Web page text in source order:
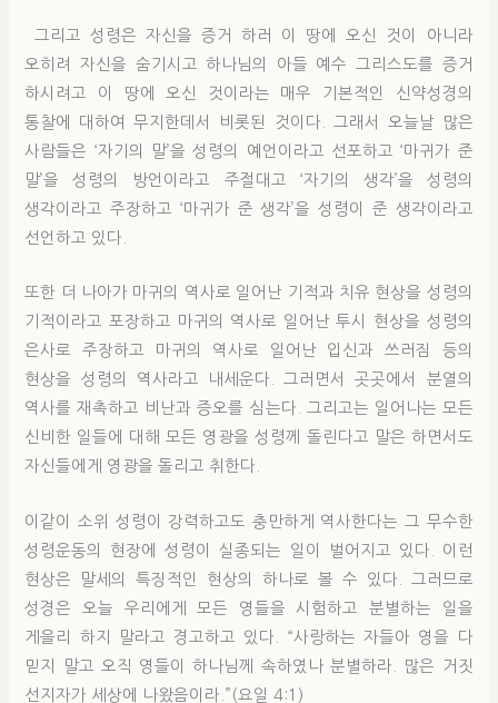
그리고 성령은 자신을 증거 하러 이 땅에 오신 것이 아니라
오히려 자신을 숨기시고 하나님의 아들 예수 그리스도를 증거
하시려고 이 땅에 오신 것이라는 매우 기본적인 신약성경의
통찰에 대하여 무지한데서 비롯된 것이다. 그래서 오늘날 많은
사람들은 ‘자기의 말’을 성령의 예언이라고 선포하고 ‘마귀가 준
말’을 성령의 방언이라고 주절대고 ‘자기의 생각’을 성령의
생각이라고 주장하고 ‘마귀가 준 생각’을 성령이 준 생각이라고
선언하고 있다.
또한 더 나아가 마귀의 역사로 일어난 기적과 치유 현상을 성령의
기적이라고 포장하고 마귀의 역사로 일어난 투시 현상을 성령의
은사로 주장하고 마귀의 역사로 일어난 입신과 쓰러짐 등의
현상을 성령의 역사라고 내세운다. 그러면서 곳곳에서 분열의
역사를 재촉하고 비난과 증오를 심는다. 그리고는 일어나는 모든
신비한 일들에 대해 모든 영광을 성령께 돌린다고 말은 하면서도
자신들에게 영광을 돌리고 취한다.
이같이 소위 성령이 강력하고도 충만하게 역사한다는 그 무수한
성령운동의 현장에 성령이 실종되는 일이 벌어지고 있다. 이런
현상은 말세의 특징적인 현상의 하나로 볼 수 있다. 그러므로
성경은 오늘 우리에게 모든 영들을 시험하고 분별하는 일을
게을리 하지 말라고 경고하고 있다. “사랑하는 자들아 영을 다
믿지 말고 오직 영들이 하나님께 속하였나 분별하라. 많은 거짓
선지자가 세상에 나왔음이라.”(요일 4:1)